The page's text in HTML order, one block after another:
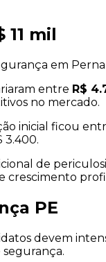
mil
em
entre R$
no mercado.
inicial ficou
3.400.
de
crescimento
PE
devem